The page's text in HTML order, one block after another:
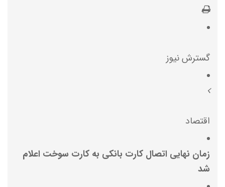
گسترش نیوز
اقتصاد
زمان نهایی اتصال کارت بانکی به کارت سوخت اعلام
شد